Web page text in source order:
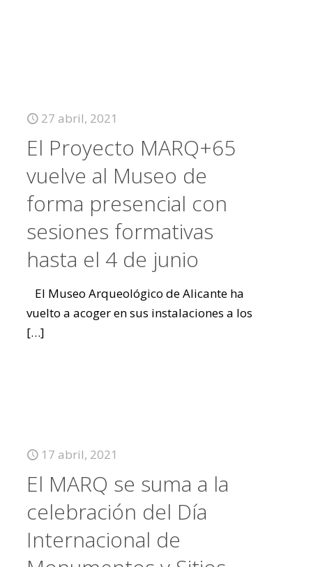
27 abril, 2021
El Proyecto MARQ+65
vuelve al Museo de
forma presencial con
sesiones formativas
hasta el 4 de junio
El Museo Arqueológico de Alicante ha
vuelto a acoger en sus instalaciones a los
[…]
17 abril, 2021
El MARQ se suma a la
celebración del Día
Internacional de